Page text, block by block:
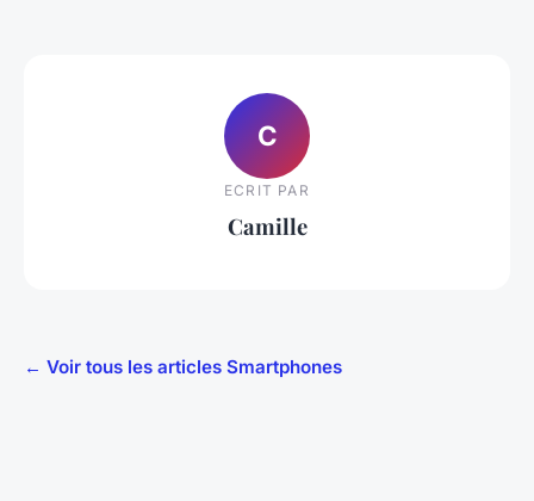
C
ECRIT PAR
Camille
← Voir tous les articles Smartphones